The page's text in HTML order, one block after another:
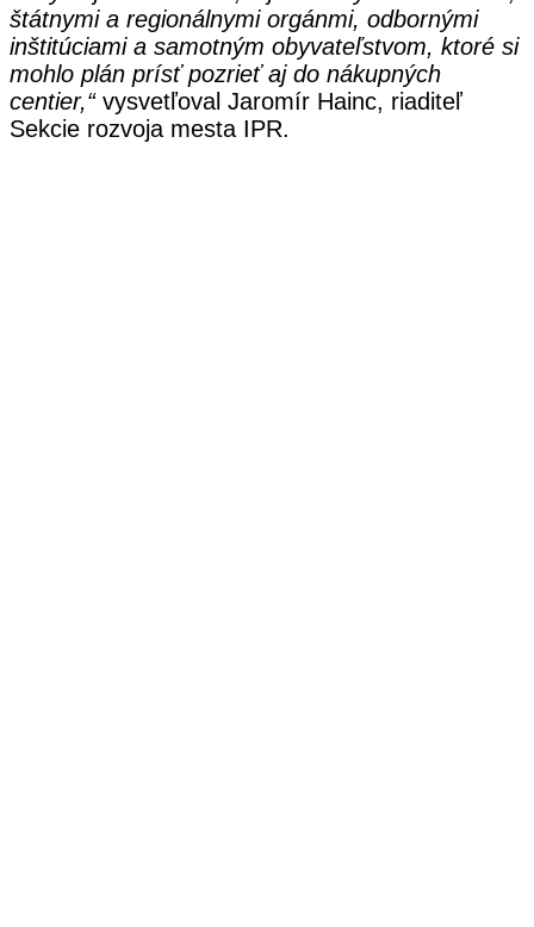
štátnymi a regionálnymi orgánmi, odbornými
inštitúciami a samotným obyvateľstvom, ktoré si
mohlo plán prísť pozrieť aj do nákupných
centier,“vysvetľoval Jaromír Hainc, riaditeľ
Sekcie rozvoja mesta IPR.